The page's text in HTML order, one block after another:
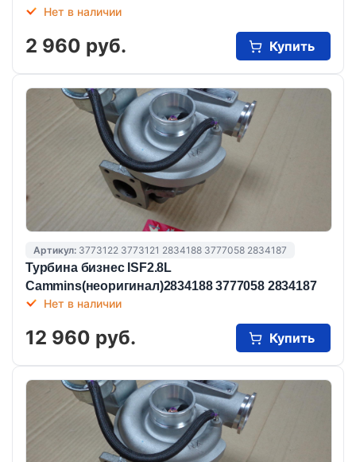
Нет в наличии
2 960 руб. Купить
Артикул: 3773122 3773121 2834188 3777058 2834187
Турбина бизнес ISF2.8L
Cammins(неоригинал)2834188 3777058 2834187
Нет в наличии
12 960 руб. Купить